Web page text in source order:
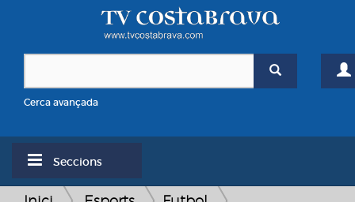
Cerca avançada
Seccions